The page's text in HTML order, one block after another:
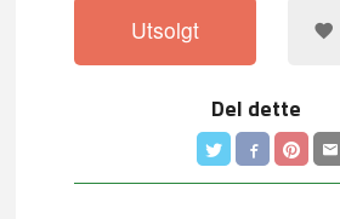
Utsolgt
Del dette